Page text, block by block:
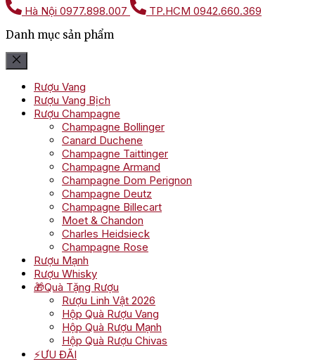
Hà Nội 0977.898.007 TP.HCM 0942.660.369
Danh mục sản phẩm
Rượu Vang
Rượu Vang Bịch
Rượu Champagne
Champagne Bollinger
Canard Duchene
Champagne Taittinger
Champagne Armand
Champagne Dom Perignon
Champagne Deutz
Champagne Billecart
Moet & Chandon
Charles Heidsieck
Champagne Rose
Rượu Mạnh
Rượu Whisky
🎁Quà Tặng Rượu
Rượu Linh Vật 2026
Hộp Quà Rượu Vang
Hộp Quà Rượu Mạnh
Hộp Quà Rượu Chivas
⚡ƯU ĐÃI